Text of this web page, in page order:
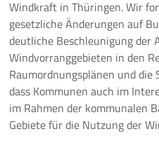
Windkraft in Thüringen. Wir
gesetzliche Änderungen auf
deutliche Beschleunigung der
Windvorranggebieten in den
Raumordnungsplänen und
dass Kommunen auch im
im Rahmen der kommunalen
Gebiete für die Nutzung der